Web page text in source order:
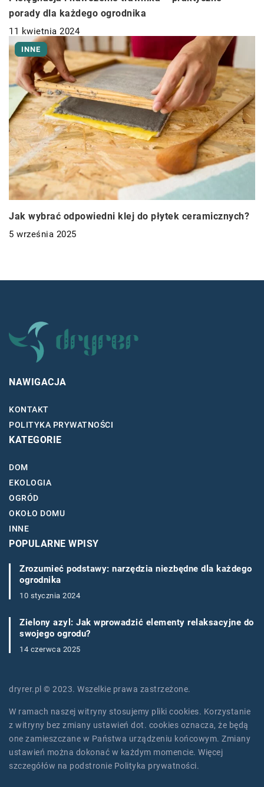
porady dla każdego ogrodnika
11 kwietnia 2024
INNE
Jak wybrać odpowiedni klej do płytek ceramicznych?
5 września 2025
NAWIGACJA
KONTAKT
POLITYKA PRYWATNOŚCI
KATEGORIE
DOM
EKOLOGIA
OGRÓD
OKOŁO DOMU
INNE
POPULARNE WPISY
Zrozumieć podstawy: narzędzia niezbędne dla każdego
ogrodnika
10 stycznia 2024
Zielony azyl: Jak wprowadzić elementy relaksacyjne do
swojego ogrodu?
14 czerwca 2025
dryrer.pl © 2023. Wszelkie prawa zastrzeżone.
W ramach naszej witryny stosujemy pliki cookies. Korzystanie
z witryny bez zmiany ustawień dot. cookies oznacza, że będą
one zamieszczane w Państwa urządzeniu końcowym. Zmiany
ustawień można dokonać w każdym momencie. Więcej
szczegółów na podstronie Polityka prywatności.